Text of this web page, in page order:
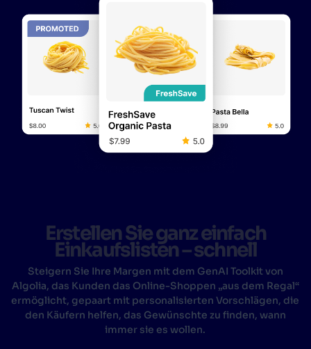
Erstellen Sie ganz einfach
Einkaufslisten – schnell
Steigern Sie Ihre Margen mit dem GenAI Toolkit von
Algolia, das Kunden das Online-Shoppen „aus dem Regal“
ermöglicht, gepaart mit personalisierten Vorschlägen, die
den Käufern helfen, das Gewünschte zu finden, wann
immer sie es wollen.